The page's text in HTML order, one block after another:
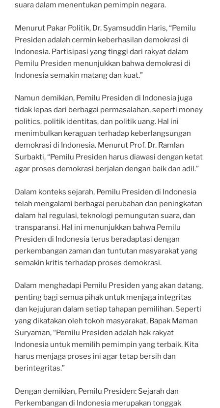
suara dalam menentukan pemimpin negara.
Menurut Pakar Politik, Dr. Syamsuddin Haris, “Pemilu
Presiden adalah cermin keberhasilan demokrasi di
Indonesia. Partisipasi yang tinggi dari rakyat dalam
Pemilu Presiden menunjukkan bahwa demokrasi di
Indonesia semakin matang dan kuat.”
Namun demikian, Pemilu Presiden di Indonesia juga
tidak lepas dari berbagai permasalahan, seperti money
politics, politik identitas, dan politik uang. Hal ini
menimbulkan keraguan terhadap keberlangsungan
demokrasi di Indonesia. Menurut Prof. Dr. Ramlan
Surbakti, “Pemilu Presiden harus diawasi dengan ketat
agar proses demokrasi berjalan dengan baik dan adil.”
Dalam konteks sejarah, Pemilu Presiden di Indonesia
telah mengalami berbagai perubahan dan peningkatan
dalam hal regulasi, teknologi pemungutan suara, dan
transparansi. Hal ini menunjukkan bahwa Pemilu
Presiden di Indonesia terus beradaptasi dengan
perkembangan zaman dan tuntutan masyarakat yang
semakin kritis terhadap proses demokrasi.
Dalam menghadapi Pemilu Presiden yang akan datang,
penting bagi semua pihak untuk menjaga integritas
dan kejujuran dalam setiap tahapan pemilihan. Seperti
yang dikatakan oleh tokoh masyarakat, Bapak Maman
Suryaman, “Pemilu Presiden adalah hak rakyat
Indonesia untuk memilih pemimpin yang terbaik. Kita
harus menjaga proses ini agar tetap bersih dan
berintegritas.”
Dengan demikian, Pemilu Presiden: Sejarah dan
Perkembangan di Indonesia merupakan tonggak